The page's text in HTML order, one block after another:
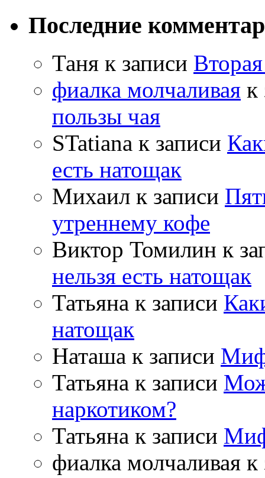
Последние
Таня к записи
фиалка молчаливая к
пользы чая
STatiana к записи
есть натощак
Михаил к записи
утреннему кофе
Виктор Томилин к
нельзя есть натощак
Татьяна к записи
натощак
Наташа к записи
Татьяна к записи
наркотиком?
Татьяна к записи
фиалка молчаливая к